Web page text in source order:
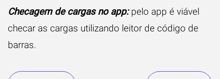
Checagem de cargas no app:pelo app é viável
checar as cargas utilizando leitor de código de
barras.